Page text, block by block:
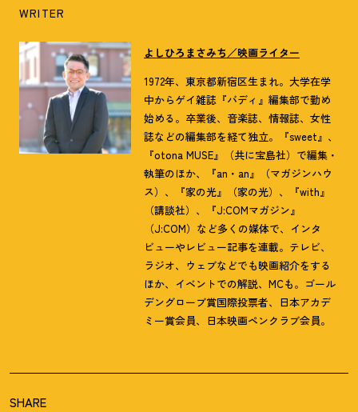
WRITER
よしひろまさみち／映画ライター
1972年、東京都新宿区生まれ。大学在学
中からゲイ雑誌『バディ』編集部で勤め
始める。卒業後、音楽誌、情報誌、女性
誌などの編集部を経て独立。『sweet』、
『otona MUSE』（共に宝島社）で編集・
執筆のほか、『an・an』（マガジンハウ
ス）、『家の光』（家の光）、『with』
（講談社）、『J:COMマガジン』
（J:COM）など多くの媒体で、インタ
ビューやレビュー記事を連載。テレビ、
ラジオ、ウェブなどでも映画紹介をする
ほか、イベントでの解説、MCも。ゴール
デングローブ賞国際投票者、日本アカデ
ミー賞会員、日本映画ペンクラブ会員。
SHARE